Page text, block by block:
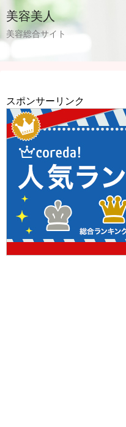
美容美人
美容総合サイト
スポンサーリンク